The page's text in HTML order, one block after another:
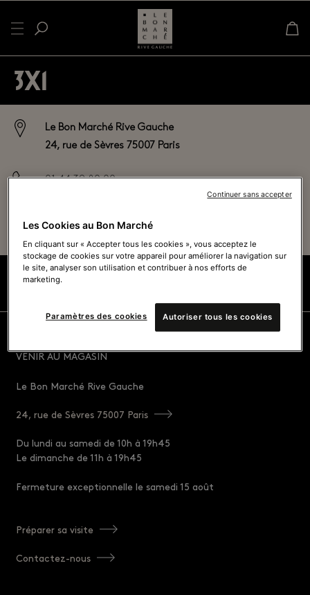
3X1
Le Bon Marché Rive Gauche
24, rue de Sèvres 75007 Paris
01 44 39 80 00
Voir tous les horaires
VENIR AU MAGASIN
Le Bon Marché Rive Gauche
24, rue de Sèvres 75007 Paris
Du lundi au samedi de 10h à 19h45
Le dimanche de 11h à 19h45
Fermeture exceptionnelle le samedi 15 août
Préparer sa visite
Contactez-nous
Les Cookies au Bon Marché
En cliquant sur « Accepter tous les cookies », vous acceptez le
stockage de cookies sur votre appareil pour améliorer la navigation sur
le site, analyser son utilisation et contribuer à nos efforts de
marketing.
Paramètres des cookies Autoriser tous les cookies
Continuer sans accepter